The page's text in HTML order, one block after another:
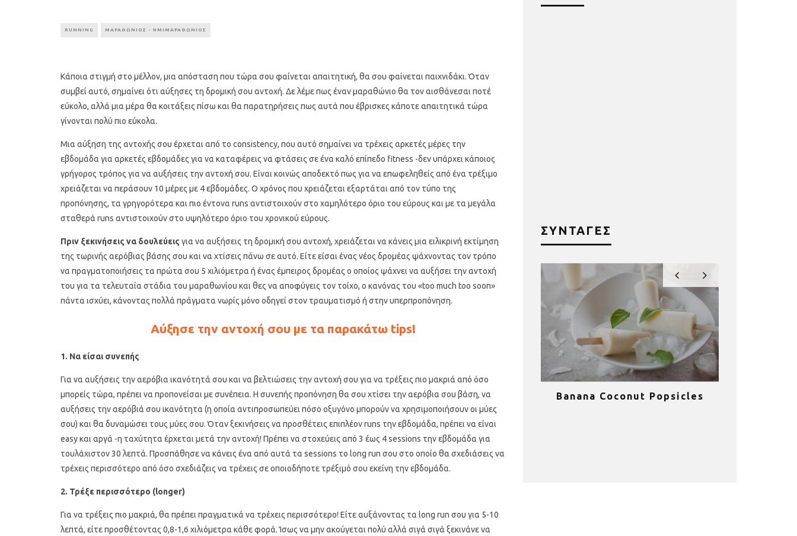
RUNNING ΜΑΡΑΘΩΝΙΟΣ - ΗΜΙΜΑΡΑΘΩΝΙΟΣ
Κάποια στιγμή στο μέλλον, μια απόσταση που τώρα σου φαίνεται απαιτητική, θα σου φαίνεται παιχνιδάκι. Όταν
συμβεί αυτό, σημαίνει ότι αύξησες τη δρομική σου αντοχή. Δε λέμε πως έναν μαραθώνιο θα τον αισθάνεσαι ποτέ
εύκολο, αλλά μια μέρα θα κοιτάξεις πίσω και θα παρατηρήσεις πως αυτά που έβρισκες κάποτε απαιτητικά τώρα
γίνονται πολύ πιο εύκολα.
Μια αύξηση της αντοχής σου έρχεται από το consistency, που αυτό σημαίνει να τρέχεις αρκετές μέρες την
εβδομάδα για αρκετές εβδομάδες για να καταφέρεις να φτάσεις σε ένα καλό επίπεδο fitness -δεν υπάρχει κάποιος
γρήγορος τρόπος για να αυξήσεις την αντοχή σου. Είναι κοινώς αποδεκτό πως για να επωφεληθείς από ένα τρέξιμο
χρειάζεται να περάσουν 10 μέρες με 4 εβδομάδες. Ο χρόνος που χρειάζεται εξαρτάται από τον τύπο της
προπόνησης, τα γρηγορότερα και πιο έντονα runs αντιστοιχούν στο χαμηλότερο όριο του εύρους και με τα μεγάλα
σταθερά runs αντιστοιχούν στο υψηλότερο όριο του χρονικού εύρους.
Πριν ξεκινήσεις να δουλεύεις για να αυξήσεις τη δρομική σου αντοχή, χρειάζεται να κάνεις μια ειλικρινή εκτίμηση
της τωρινής αερόβιας βάσης σου και να χτίσεις πάνω σε αυτό. Είτε είσαι ένας νέος δρομέας ψάχνοντας τον τρόπο
να πραγματοποιήσεις τα πρώτα σου 5 χιλιόμετρα ή ένας έμπειρος δρομέας ο οποίος ψάχνει να αυξήσει την αντοχή
του για τα τελευταία στάδια του μαραθωνίου και θες να αποφύγεις τον τοίχο, ο κανόνας του «too much too soon»
πάντα ισχύει, κάνοντας πολλά πράγματα νωρίς μόνο οδηγεί στον τραυματισμό ή στην υπερπροπόνηση.
Αύξησε την αντοχή σου με τα παρακάτω tips!
1. Να είσαι συνεπής
Για να αυξήσεις την αερόβια ικανότητά σου και να βελτιώσεις την αντοχή σου για να τρέξεις πιο μακριά από όσο
μπορείς τώρα, πρέπει να προπονείσαι με συνέπεια. Η συνεπής προπόνηση θα σου χτίσει την αερόβια σου βάση, να
αυξήσεις την αερόβιά σου ικανότητα (η οποία αντιπροσωπεύει πόσο οξυγόνο μπορούν να χρησιμοποιήσουν οι μύες
σου) και θα δυναμώσει τους μύες σου. Όταν ξεκινήσεις να προσθέτεις επιπλέον runs την εβδομάδα, πρέπει να είναι
easy και αργά -η ταχύτητα έρχεται μετά την αντοχή! Πρέπει να στοχεύεις από 3 έως 4 sessions την εβδομάδα για
τουλάχιστον 30 λεπτά. Προσπάθησε να κάνεις ένα από αυτά τα sessions το long run σου στο οποίο θα σχεδιάσεις να
τρέχεις περισσότερο από όσο σχεδιάζεις να τρέχεις σε οποιοδήποτε τρέξιμό σου εκείνη την εβδομάδα.
2. Τρέξε περισσότερο (longer)
Για να τρέξεις πιο μακριά, θα πρέπει πραγματικά να τρέχεις περισσότερο! Είτε αυξάνοντας τα long run σου για 5-10
λεπτά, είτε προσθέτοντας 0,8-1,6 χιλιόμετρα κάθε φορά. Ίσως να μην ακούγεται πολύ αλλά σιγά σιγά ξεκινάνε να
ΣΥΝΤΑΓΕΣ
Υγιεινό κέικ λεμονιού με
παπαρουνόσπορο και μύρτιλα
Οι 4 πιο λαχταριστές βελουτέ
σούπες για τον χειμώνα
5 γρήγορα και υγιεινά σνακ Banana Coconut Popsicles